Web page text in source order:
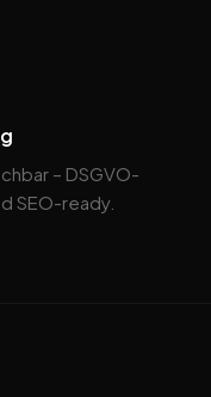
– DSGVO-
SEO-ready.